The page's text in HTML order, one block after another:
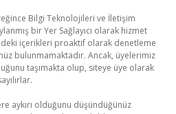
Bilgi Teknolojileri ve İletişim
bir Yer Sağlayıcı olarak hizmet
içerikleri proaktif olarak denetleme
bulunmamaktadır. Ancak, üyelerimiz
taşımakta olup, siteye üye olarak
aykırı olduğunu düşündüğünüz